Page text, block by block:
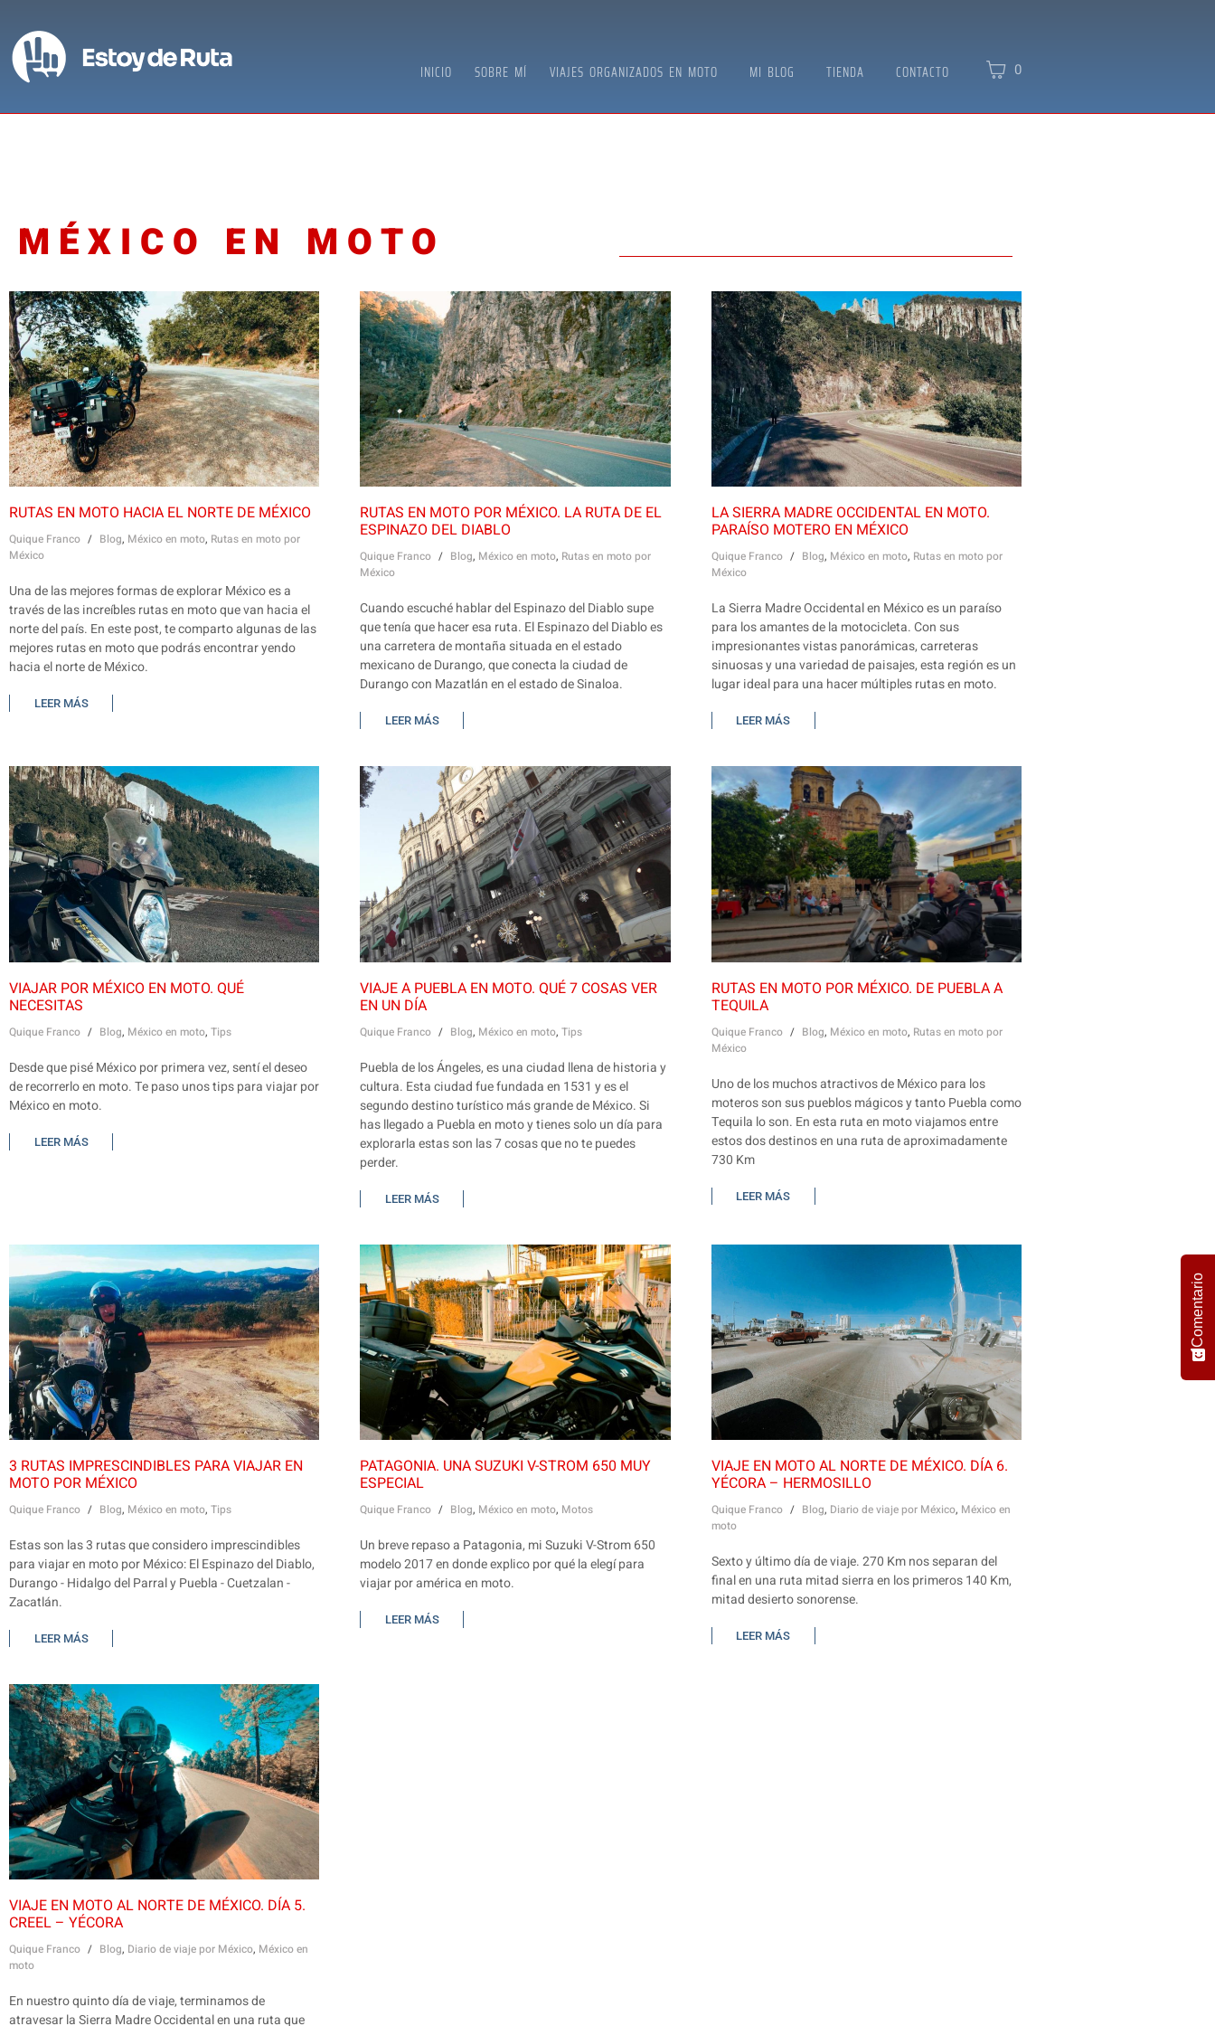
INICIO SOBRE MÍ VIAJES ORGANIZADOS EN MOTO MI BLOG TIENDA CONTACTO 0
MÉXICO EN MOTO
RUTAS EN MOTO HACIA EL NORTE DE MÉXICO
Quique Franco / Blog, México en moto, Rutas en moto por
México
Una de las mejores formas de explorar México es a
través de las increíbles rutas en moto que van hacia el
norte del país. En este post, te comparto algunas de las
mejores rutas en moto que podrás encontrar yendo
hacia el norte de México.
LEER MÁS
RUTAS EN MOTO POR MÉXICO. LA RUTA DE EL
ESPINAZO DEL DIABLO
Quique Franco / Blog, México en moto, Rutas en moto por
México
Cuando escuché hablar del Espinazo del Diablo supe
que tenía que hacer esa ruta. El Espinazo del Diablo es
una carretera de montaña situada en el estado
mexicano de Durango, que conecta la ciudad de
Durango con Mazatlán en el estado de Sinaloa.
LEER MÁS
LA SIERRA MADRE OCCIDENTAL EN MOTO.
PARAÍSO MOTERO EN MÉXICO
Quique Franco / Blog, México en moto, Rutas en moto por
México
La Sierra Madre Occidental en México es un paraíso
para los amantes de la motocicleta. Con sus
impresionantes vistas panorámicas, carreteras
sinuosas y una variedad de paisajes, esta región es un
lugar ideal para una hacer múltiples rutas en moto.
LEER MÁS
VIAJAR POR MÉXICO EN MOTO. QUÉ
NECESITAS
Quique Franco / Blog, México en moto, Tips
Desde que pisé México por primera vez, sentí el deseo
de recorrerlo en moto. Te paso unos tips para viajar por
México en moto.
LEER MÁS
VIAJE A PUEBLA EN MOTO. QUÉ 7 COSAS VER
EN UN DÍA
Quique Franco / Blog, México en moto,Tips
Puebla de los Ángeles, es una ciudad llena de historia y
cultura. Esta ciudad fue fundada en 1531 y es el
segundo destino turístico más grande de México. Si
has llegado a Puebla en moto y tienes solo un día para
explorarla estas son las 7 cosas que no te puedes
perder.
LEER MÁS
RUTAS EN MOTO POR MÉXICO. DE PUEBLA A
TEQUILA
Quique Franco / Blog, México en moto, Rutas en moto por
México
Uno de los muchos atractivos de México para los
moteros son sus pueblos mágicos y tanto Puebla como
Tequila lo son. En esta ruta en moto viajamos entre
estos dos destinos en una ruta de aproximadamente
730 Km
LEER MÁS
3 RUTAS IMPRESCINDIBLES PARA VIAJAR EN
MOTO POR MÉXICO
Quique Franco / Blog, México en moto, Tips
Estas son las 3 rutas que considero imprescindibles
para viajar en moto por México: El Espinazo del Diablo,
Durango - Hidalgo del Parral y Puebla - Cuetzalan -
Zacatlán.
LEER MÁS
PATAGONIA. UNA SUZUKI V-STROM 650 MUY
ESPECIAL
Quique Franco / Blog, México en moto, Motos
Un breve repaso a Patagonia, mi Suzuki V-Strom 650
modelo 2017 en donde explico por qué la elegí para
viajar por américa en moto.
LEER MÁS
VIAJE EN MOTO AL NORTE DE MÉXICO. DÍA 6.
YÉCORA – HERMOSILLO
Quique Franco / Blog, Diario de viaje por México, México en
moto
Sexto y último día de viaje. 270 Km nos separan del
final en una ruta mitad sierra en los primeros 140 Km,
mitad desierto sonorense.
LEER MÁS
VIAJE EN MOTO AL NORTE DE MÉXICO. DÍA 5.
CREEL – YÉCORA
Quique Franco / Blog, Diario de viaje por México, México en
moto
En nuestro quinto día de viaje, terminamos de
atravesar la Sierra Madre Occidental en una ruta que
Comentario